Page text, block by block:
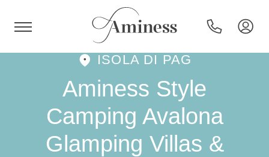
Hotel e resort
ISOLA DI PAG
Aminess Style
Camping Avalona
Glamping Villas &